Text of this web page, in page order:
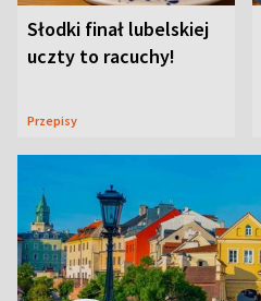
Słodki finał lubelskiej
uczty to racuchy!
Przepisy